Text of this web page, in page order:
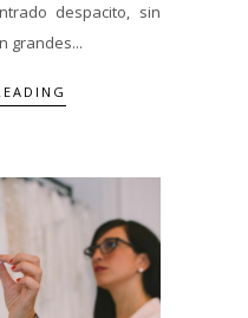
despacito, sin
grandes...